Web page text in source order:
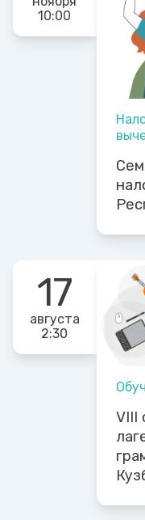
10:00
17
августа
2:30
VIII